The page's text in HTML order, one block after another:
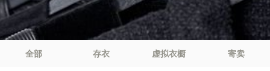
全部 存衣 虚拟衣橱 寄卖